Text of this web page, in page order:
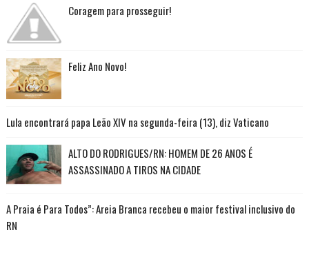
Coragem para prosseguir!
Feliz Ano Novo!
Lula encontrará papa Leão XIV na segunda-feira (13), diz Vaticano
ALTO DO RODRIGUES/RN: HOMEM DE 26 ANOS É
ASSASSINADO A TIROS NA CIDADE
A Praia é Para Todos”: Areia Branca recebeu o maior festival inclusivo do
RN